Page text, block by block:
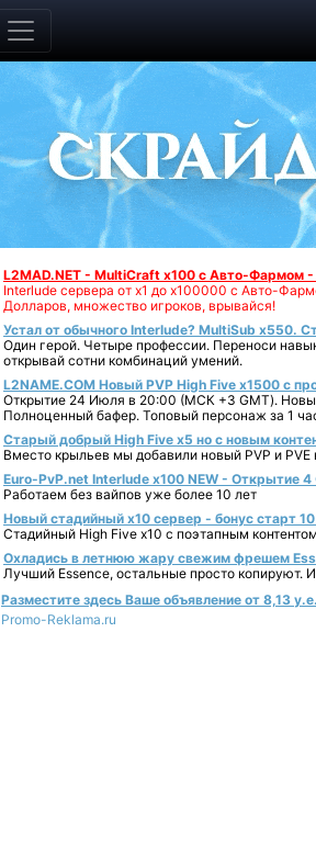
L2MAD.NET - MultiCraft x100 с Авто-Фармом
Interlude сервера от х1 до х100000 с Авто-
Долларов, множество игроков, врывайся!
Устал от обычного Interlude? MultiSub x550.
Один герой. Четыре профессии. Переноси
открывай сотни комбинаций умений.
L2NAME.COM Новый PVP High Five x1500 с
Открытие 24 Июля в 20:00 (МСК +3 GMT).
Полноценный бафер. Топовый персонаж за 1
Старый добрый High Five x5 но с новым
Вместо крыльев мы добавили новый PVP и PVE
Euro-PvP.net Interlude х100 NEW - Открытие 4
Работаем без вайпов уже более 10 лет
Новый стадийный х10 сервер - бонус старт
Стадийный High Five x10 с поэтапным
Охладись в летнюю жару свежим фрешем
Лучший Essence, остальные просто копируют.
Разместите здесь Ваше объявление от 8,13
Promo-Reklama.ru